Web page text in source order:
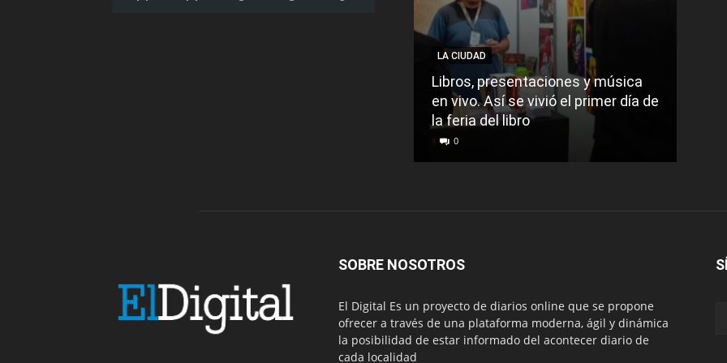
LA CIUDAD
Libros, presentaciones y música
en vivo. Así se vivió el primer día de
la feria del libro
0
SOBRE NOSOTROS
El Digital Es un proyecto de diarios online que se propone
ofrecer a través de una plataforma moderna, ágil y dinámica
la posibilidad de estar informado del acontecer diario de
cada localidad